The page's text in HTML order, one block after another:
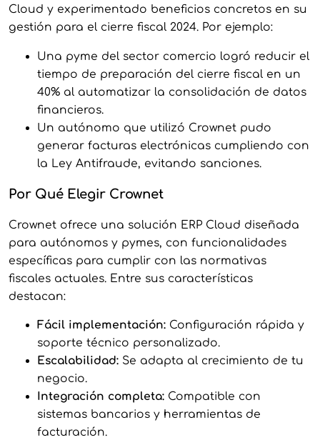
Cloud y experimentado beneficios concretos en su
gestión para el cierre fiscal 2024. Por ejemplo:
Una pyme del sector comercio logró reducir el
tiempo de preparación del cierre fiscal en un
40% al automatizar la consolidación de datos
financieros.
Un autónomo que utilizó Crownet pudo
generar facturas electrónicas cumpliendo con
la Ley Antifraude, evitando sanciones.
Por Qué Elegir Crownet
Crownet ofrece una solución ERP Cloud diseñada
para autónomos y pymes, con funcionalidades
específicas para cumplir con las normativas
fiscales actuales. Entre sus características
destacan:
Fácil implementación:Configuración rápida y
soporte técnico personalizado.
Escalabilidad:Se adapta al crecimiento de tu
negocio.
Integración completa:Compatible con
sistemas bancarios y herramientas de
facturación.